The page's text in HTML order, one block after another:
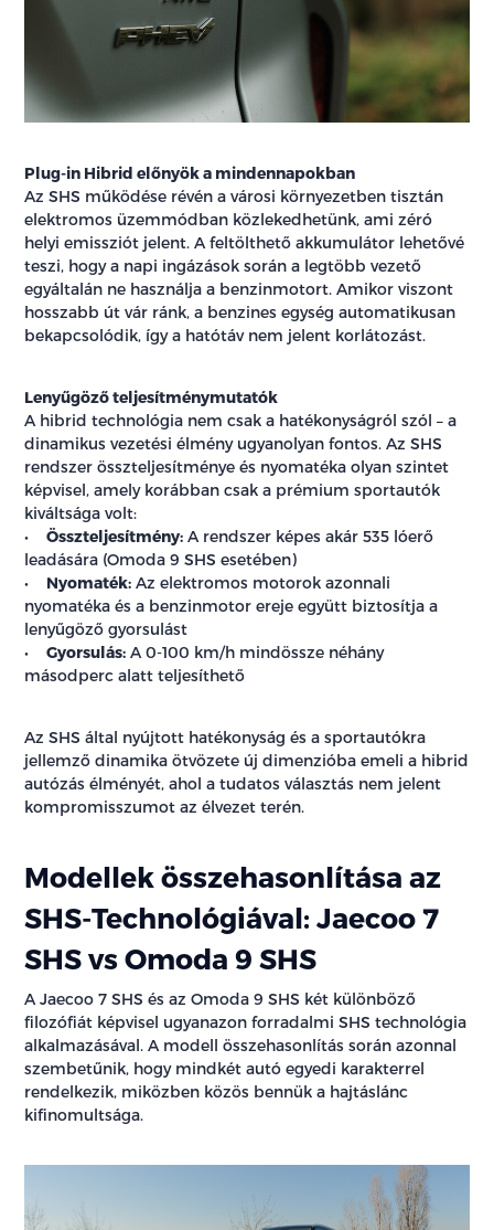
Plug-in Hibrid előnyök a mindennapokban
Az SHS működése révén a városi környezetben tisztán
elektromos üzemmódban közlekedhetünk, ami zéró
helyi emissziót jelent. A feltölthető akkumulátor lehetővé
teszi, hogy a napi ingázások során a legtöbb vezető
egyáltalán ne használja a benzinmotort. Amikor viszont
hosszabb út vár ránk, a benzines egység automatikusan
bekapcsolódik, így a hatótáv nem jelent korlátozást.
Lenyűgöző teljesítménymutatók
A hibrid technológia nem csak a hatékonyságról szól – a
dinamikus vezetési élmény ugyanolyan fontos. Az SHS
rendszer összteljesítménye és nyomatéka olyan szintet
képvisel, amely korábban csak a prémium sportautók
kiváltsága volt:
•Összteljesítmény: A rendszer képes akár 535 lóerő
leadására (Omoda 9 SHS esetében)
• Nyomaték: Az elektromos motorok azonnali
nyomatéka és a benzinmotor ereje együtt biztosítja a
lenyűgöző gyorsulást
•Gyorsulás: A 0-100 km/h mindössze néhány
másodperc alatt teljesíthető
Az SHS által nyújtott hatékonyság és a sportautókra
jellemző dinamika ötvözete új dimenzióba emeli a hibrid
autózás élményét, ahol a tudatos választás nem jelent
kompromisszumot az élvezet terén.
Modellek összehasonlítása az
SHS-Technológiával: Jaecoo 7
SHS vs Omoda 9 SHS
A Jaecoo 7 SHS és az Omoda 9 SHS két különböző
filozófiát képvisel ugyanazon forradalmi SHS technológia
alkalmazásával. A modell összehasonlítás során azonnal
szembetűnik, hogy mindkét autó egyedi karakterrel
rendelkezik, miközben közös bennük a hajtáslánc
kifinomultsága.